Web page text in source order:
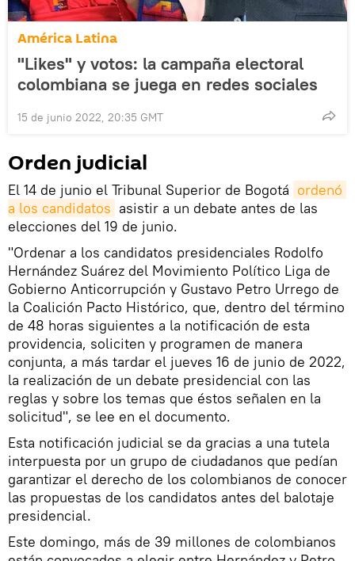
América Latina
"Likes" y votos: la campaña electoral
colombiana se juega en redes sociales
15 de junio 2022, 20:35 GMT
Orden judicial
El 14 de junio el Tribunal Superior de Bogotá ordenó
a los candidatos asistir a un debate antes de las
elecciones del 19 de junio.
"Ordenar a los candidatos presidenciales Rodolfo
Hernández Suárez del Movimiento Político Liga de
Gobierno Anticorrupción y Gustavo Petro Urrego de
la Coalición Pacto Histórico, que, dentro del término
de 48 horas siguientes a la notificación de esta
providencia, soliciten y programen de manera
conjunta, a más tardar el jueves 16 de junio de 2022,
la realización de un debate presidencial con las
reglas y sobre los temas que éstos señalen en la
solicitud", se lee en el documento.
Esta notificación judicial se da gracias a una tutela
interpuesta por un grupo de ciudadanos que pedían
garantizar el derecho de los colombianos de conocer
las propuestas de los candidatos antes del balotaje
presidencial.
Este domingo, más de 39 millones de colombianos